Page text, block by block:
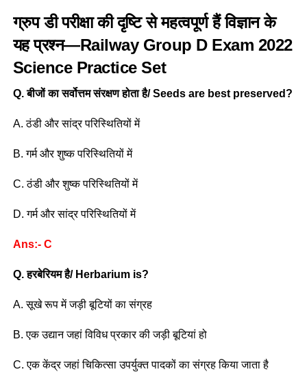
ग्रुप डी परीक्षा की दृष्टि से महत्वपूर्ण हैं विज्ञान के
यह प्रश्न—Railway Group D Exam 2022
Science Practice Set
Q. बीजों का सर्वोत्तम संरक्षण होता है/ Seeds are best preserved?
A. ठंडी और सांद्र परिस्थितियों में
B. गर्म और शुष्क परिस्थितियों में
C. ठंडी और शुष्क परिस्थितियों में
D. गर्म और सांद्र परिस्थितियों में
Ans:- C
Q. हरबेरियम है/ Herbarium is?
A. सूखे रूप में जड़ी बूटियों का संग्रह
B. एक उद्यान जहां विविध प्रकार की जड़ी बूटियां हो
C. एक केंद्र जहां चिकित्सा उपर्युक्त पादकों का संग्रह किया जाता है